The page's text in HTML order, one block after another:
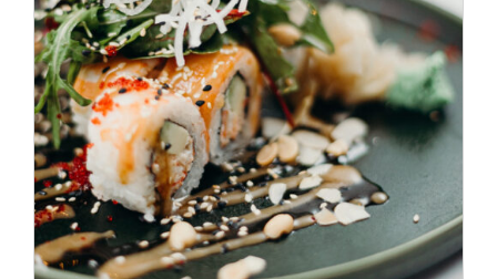
SELECT OPTIONS / DÉTAILS